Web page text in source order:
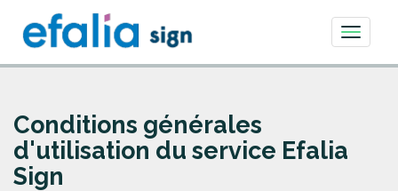
Toggle
Conditions générales
d'utilisation du service Efalia
Sign